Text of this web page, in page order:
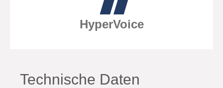
HyperVoice
Technische Daten